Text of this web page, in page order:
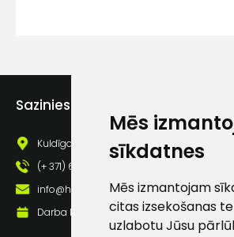
Mēs
sīkdatnes
Mēs izmantojam
citas izsekošanas
uzlabotu Jūsu
Sazinies ar mums
Kuldīgas iela 69a, Saldus, Saldus nov., LV -
(+ 371) 63 881 186
info@hards.lv
Darba laiks: Darbadienās: 8:00 - 17:00